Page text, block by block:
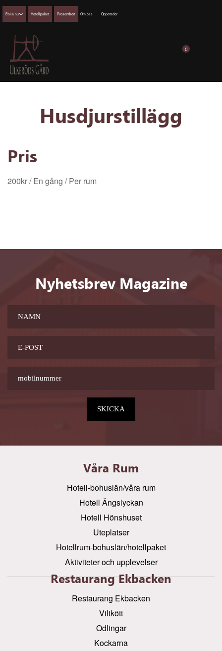
0
Boka nu Hotellpaket Presentkort Om oss Öppettider
Husdjurstillägg
Pris
200kr/ En gång / Per rum
Våra Rum
Hotell-bohuslän/våra rum
Hotell Ängslyckan
Hotell Hönshuset
Uteplatser
Hotellrum-bohuslän/hotellpaket
Aktiviteter och upplevelser
Restaurang Ekbacken
Restaurang Ekbacken
Viltkött
Odlingar
Kockarna
Nyhetsbrev Magazine